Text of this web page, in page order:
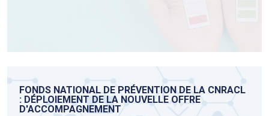
FONDS NATIONAL DE PRÉVENTION DE LA CNRACL
: DÉPLOIEMENT DE LA NOUVELLE OFFRE
D'ACCOMPAGNEMENT